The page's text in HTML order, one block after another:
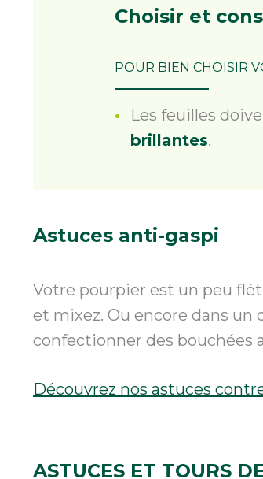
Choisir et
POUR BIEN CHOISIR
Les feuilles
brillantes.
Astuces anti-gaspi
Votre pourpier est un peu
et mixez. Ou encore dans un
confectionner des bouchées
Découvrez nos astuces
ASTUCES ET TOURS